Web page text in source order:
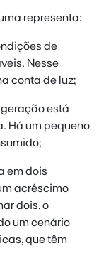
representa:
de
Nesse
conta de luz;
está
Há um pequeno
em dois
acréscimo
dois, o
um cenário
que têm